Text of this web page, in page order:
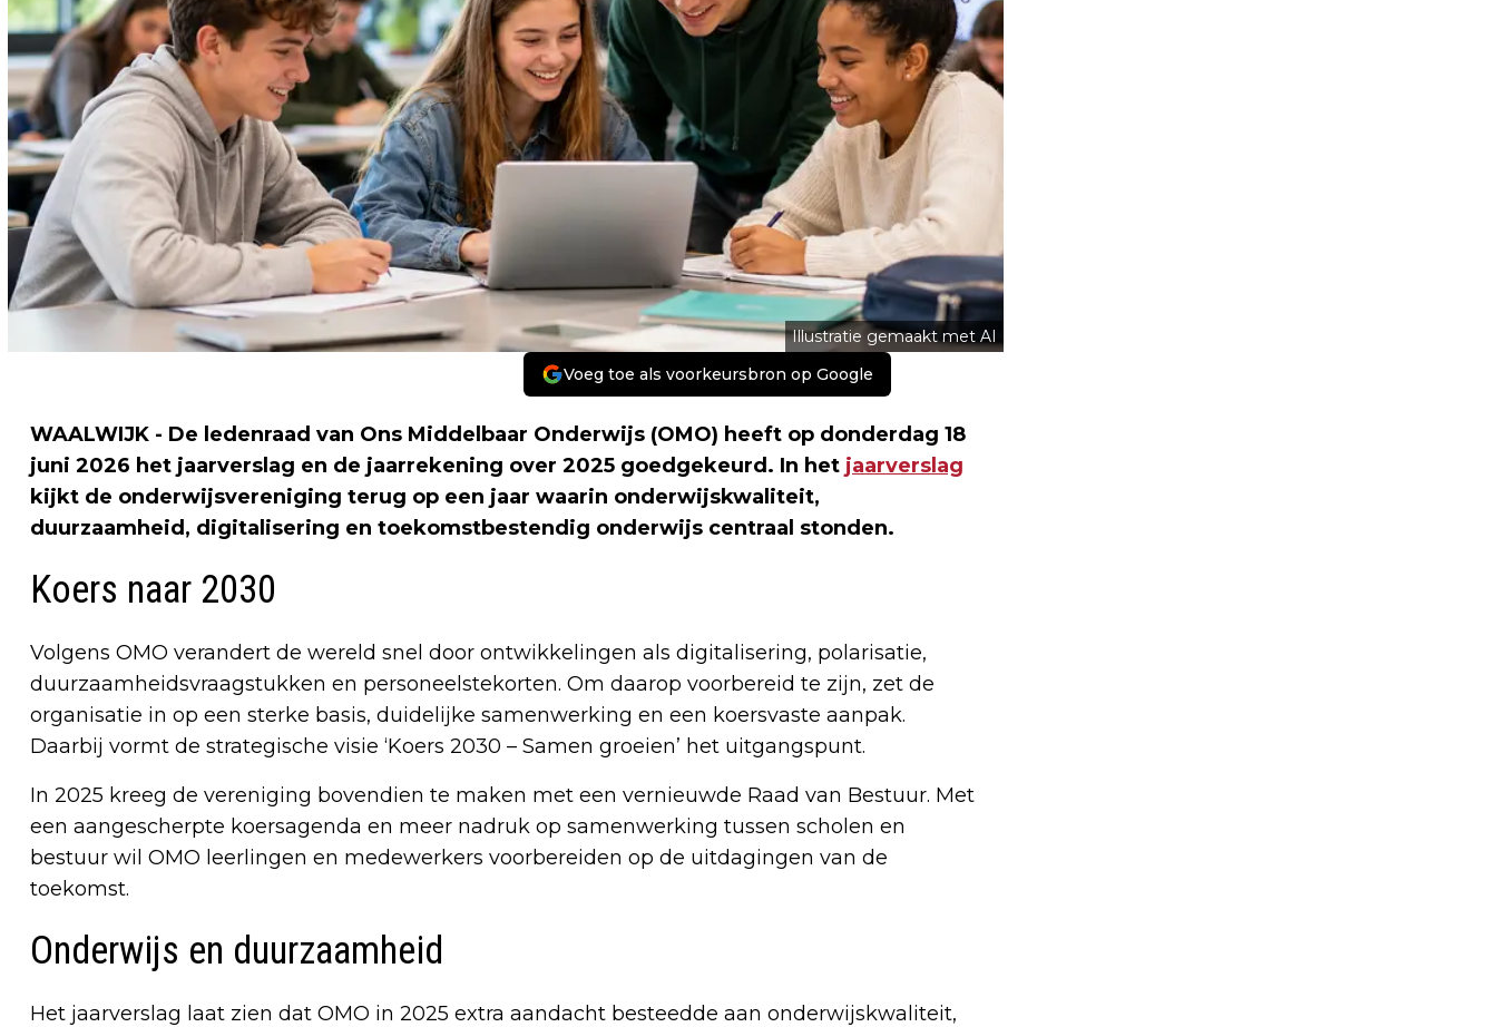
Illustratie gemaakt met AI
Voeg toe als voorkeursbron op Google
WAALWIJK - De ledenraad van Ons Middelbaar Onderwijs (OMO) heeft op donderdag 18
juni 2026 het jaarverslag en de jaarrekening over 2025 goedgekeurd. In het jaarverslag
kijkt de onderwijsvereniging terug op een jaar waarin onderwijskwaliteit,
duurzaamheid, digitalisering en toekomstbestendig onderwijs centraal stonden.
Koers naar 2030
Volgens OMO verandert de wereld snel door ontwikkelingen als digitalisering, polarisatie,
duurzaamheidsvraagstukken en personeelstekorten. Om daarop voorbereid te zijn, zet de
organisatie in op een sterke basis, duidelijke samenwerking en een koersvaste aanpak.
Daarbij vormt de strategische visie ‘Koers 2030 – Samen groeien’ het uitgangspunt.
In 2025 kreeg de vereniging bovendien te maken met een vernieuwde Raad van Bestuur. Met
een aangescherpte koersagenda en meer nadruk op samenwerking tussen scholen en
bestuur wil OMO leerlingen en medewerkers voorbereiden op de uitdagingen van de
toekomst.
Onderwijs en duurzaamheid
Het jaarverslag laat zien dat OMO in 2025 extra aandacht besteedde aan onderwijskwaliteit,